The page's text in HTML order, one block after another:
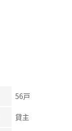
56戸
貸主